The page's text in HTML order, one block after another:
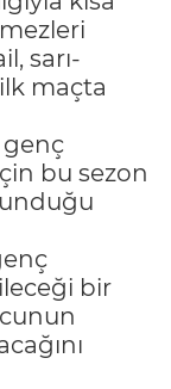
sarı-
maçta
genç
bu sezon
bir